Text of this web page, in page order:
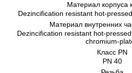
Материал корпуса
Dezincification resistant hot-
Материал внутренних
Dezincification resistant hot-
chromium-
Класс PN
PN 40